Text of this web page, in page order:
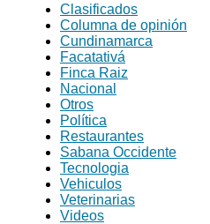
Clasificados
Columna de opinión
Cundinamarca
Facatativá
Finca Raiz
Nacional
Otros
Política
Restaurantes
Sabana Occidente
Tecnologia
Vehiculos
Veterinarias
Videos